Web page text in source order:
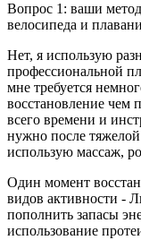
Вопрос 1: ваши
велосипеда и
Нет, я использую
профессиональной
мне требуется
восстановление чем
всего времени и
нужно после
использую массаж,
Один момент
видов активности -
пополнить запасы
использование